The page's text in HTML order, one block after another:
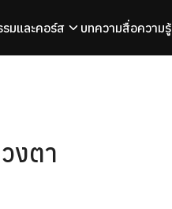
มและคอร์ส บทความสื่อความรู้
งตา